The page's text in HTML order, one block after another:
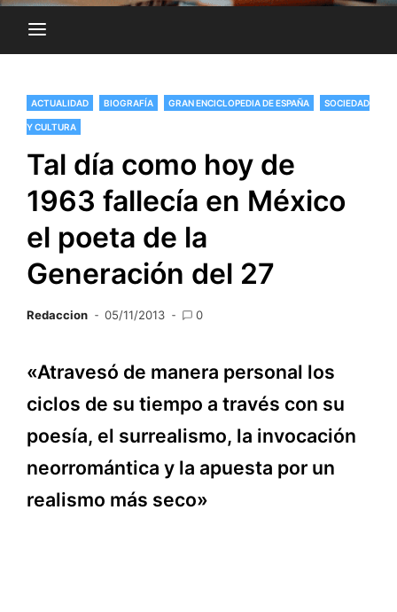
ACTUALIDAD BIOGRAFÍA GRAN ENCICLOPEDIA DE ESPAÑA SOCIEDAD
Y CULTURA
Tal día como hoy de
1963 fallecía en México
el poeta de la
Generación del 27
Redaccion 05/11/2013 0
«Atravesó de manera personal los
ciclos de su tiempo a través con su
poesía, el surrealismo, la invocación
neorromántica y la apuesta por un
realismo más seco»